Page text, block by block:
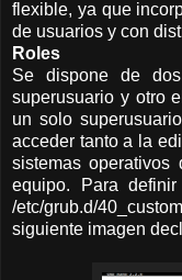
flexible, ya que
de usuarios y con
Roles
Se dispone de
superusuario y otro
un solo
acceder tanto a la
sistemas operativos
equipo. Para
/etc/grub.d/
siguiente imagen